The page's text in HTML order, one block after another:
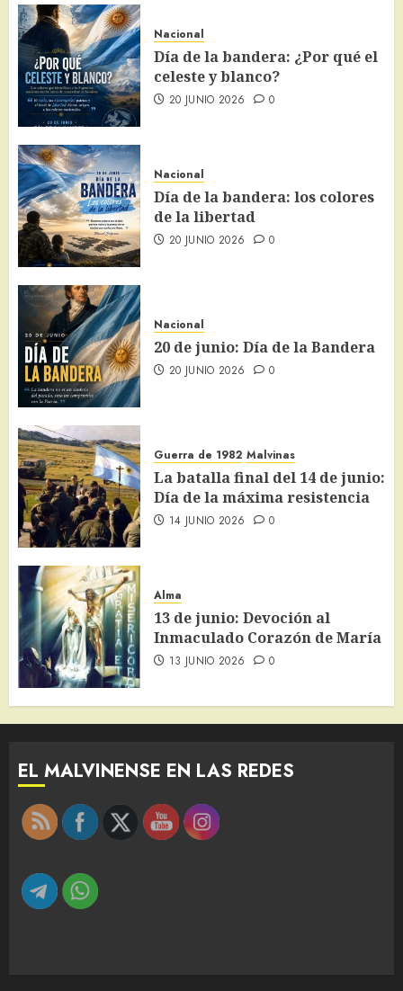
Nacional
Día de la bandera: ¿Por qué el
celeste y blanco?
20 JUNIO 2026 0
Nacional
Día de la bandera: los colores
de la libertad
20 JUNIO 2026 0
Nacional
20 de junio: Día de la Bandera
20 JUNIO 2026 0
Guerra de 1982 Malvinas
La batalla final del 14 de junio:
Día de la máxima resistencia
14 JUNIO 2026 0
Alma
13 de junio: Devoción al
Inmaculado Corazón de María
13 JUNIO 2026 0
EL MALVINENSE EN LAS REDES